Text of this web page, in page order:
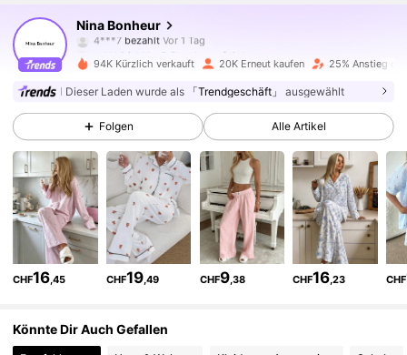
Nina Bonheur
m***0 istVor 9 Stunden
20K Follower
4,83 20K Follower
4,83 20K Follower
94K Kürzlich verkauft 20K Erneut kaufen 25% Anstieg
Dieser Laden wurde als 「Trendgeschäft」 ausgewählt
Folgen Alle Artikel
CHF16,45 CHF19,49 CHF9,38 CHF16,23 CHF
Könnte Dir Auch Gefallen